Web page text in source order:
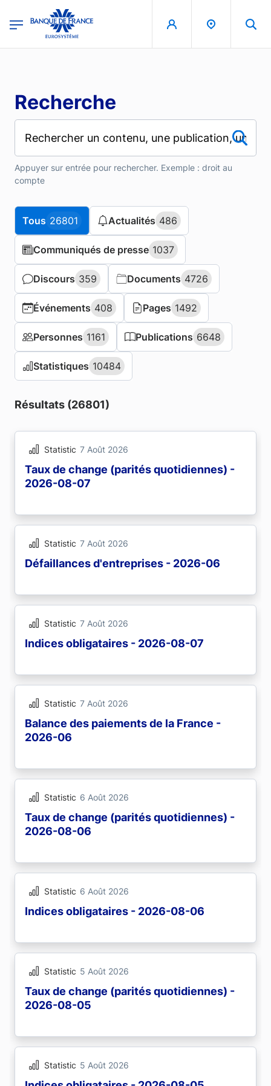
Recherche
Appuyer sur entrée pour rechercher. Exemple : droit au
compte
Tous 26801
Tous 26801 Actualités 486
Actualités 486
Communiqués de presse 1037
Communiqués de presse 1037
Discours 359
Discours 359 Documents 4726
Documents 4726
Événements 408
Événements 408 Pages 1492
Pages 1492
Personnes 1161
Personnes 1161 Publications 6648
Publications 6648
Statistiques 10484
Statistiques 10484
Résultats (26801)
Statistic 7 Août 2026
Taux de change (parités quotidiennes) -
2026-08-07
Statistic 7 Août 2026
Défaillances d'entreprises - 2026-06
Statistic 7 Août 2026
Indices obligataires - 2026-08-07
Statistic 7 Août 2026
Balance des paiements de la France -
2026-06
Statistic 6 Août 2026
Taux de change (parités quotidiennes) -
2026-08-06
Statistic 6 Août 2026
Indices obligataires - 2026-08-06
Statistic 5 Août 2026
Taux de change (parités quotidiennes) -
2026-08-05
Statistic 5 Août 2026